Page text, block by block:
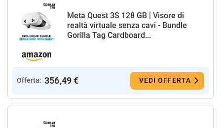
Meta Quest 3S 128 GB | Visore di
realtà virtuale senza cavi - Bundle
Gorilla Tag Cardboard...
Offerta: 356,49 € VEDI OFFERTA